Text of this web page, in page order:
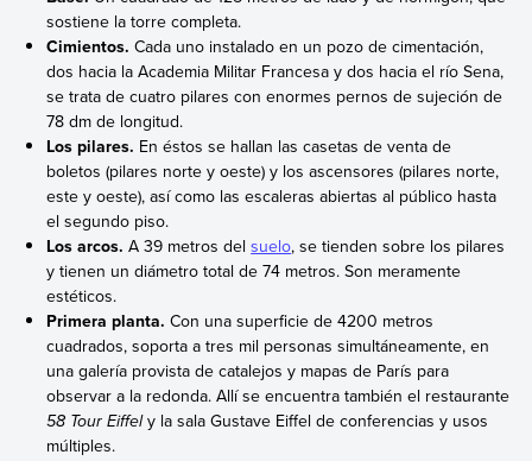
sostiene la torre completa.
Cimientos. Cada uno instalado en un pozo de cimentación,
dos hacia la Academia Militar Francesa y dos hacia el río Sena,
se trata de cuatro pilares con enormes pernos de sujeción de
78 dm de longitud.
Los pilares. En éstos se hallan las casetas de venta de
boletos (pilares norte y oeste) y los ascensores (pilares norte,
este y oeste), así como las escaleras abiertas al público hasta
el segundo piso.
Los arcos. A 39 metros delsuelo, se tienden sobre los pilares
y tienen un diámetro total de 74 metros. Son meramente
estéticos.
Primera planta. Con una superficie de 4200 metros
cuadrados, soporta a tres mil personas simultáneamente, en
una galería provista de catalejos y mapas de París para
observar a la redonda. Allí se encuentra también el restaurante
58 Tour Eiffely la sala Gustave Eiffel de conferencias y usos
múltiples.